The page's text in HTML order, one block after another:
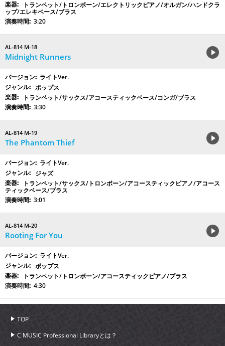
トランペット/トロンボーン/エレクトリックピアノ/オルガン/ハンドクラ
ップ/エレキベース/ブラス
3:20
AL-814 M-18
Midnight Runners
ライトVer.
ポップス
トランペット/サックス/アコースティックベース/コンガ/ブラス
3:30
AL-814 M-19
The Phantom Thief
ライトVer.
ジャズ
トランペット/サックス/トロンボーン/アコースティックピアノ/アコース
ティックベース/ブラス
3:01
AL-814 M-20
Rooting For You
ライトVer.
ポップス
トランペット/トロンボーン/アコースティックピアノ/ブラス
4:30
TOP
C MUSIC Professional Libraryとは？